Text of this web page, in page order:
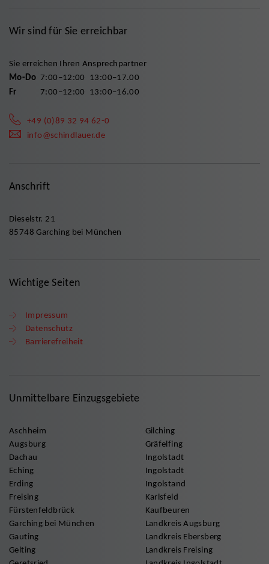
Wir sind für Sie erreichbar
Sie erreichen Ihren Ansprechpartner
Mo-Do 7:00–12:00 13:00–17.00
Fr
7:00–12:00 13:00–16.00
+49 (0)89 32 94 62-0
info@schindlauer.de
Anschrift
Dieselstr. 21
85748 Garching bei München
Wichtige Seiten
Impressum
Datenschutz
Barrierefreiheit
Unmittelbare Einzugsgebiete
Aschheim
Augsburg
Dachau
Eching
Erding
Freising
Fürstenfeldbrück
Garching bei München
Gauting
Gelting
Gilching
Gräfelfing
Ingolstadt
Ingolstadt
Ingolstand
Karlsfeld
Kaufbeuren
Landkreis Augsburg
Landkreis Ebersberg
Landkreis Freising